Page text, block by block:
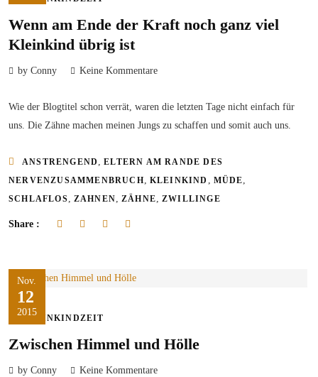
Wenn am Ende der Kraft noch ganz viel
Kleinkind übrig ist
by Conny Keine Kommentare
Wie der Blogtitel schon verrät, waren die letzten Tage nicht einfach für
uns. Die Zähne machen meinen Jungs zu schaffen und somit auch uns.
ANSTRENGEND ,ELTERN AM RANDE DES
NERVENZUSAMMENBRUCH
KLEINKIND MÜDE
SCHLAFLOS ZAHNEN ZÄHNE ZWILLINGE
Share :
Nov.
12
2015
KLEINKINDZEIT
Zwischen Himmel und Hölle
by Conny Keine Kommentare